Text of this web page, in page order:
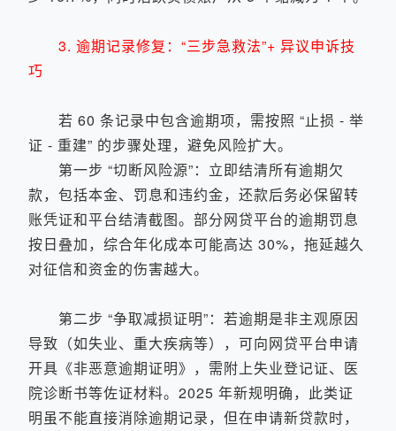
3. 逾期记录修复：“三步急救法”+ 异议申诉技
巧
若 60 条记录中包含逾期项，需按照 “止损 - 举
证 - 重建” 的步骤处理，避免风险扩大。
第一步 “切断风险源”：立即结清所有逾期欠
款，包括本金、罚息和违约金，还款后务必保留转
账凭证和平台结清截图。部分网贷平台的逾期罚息
按日叠加，综合年化成本可能高达 30%，拖延越久
对征信和资金的伤害越大。
第二步 “争取减损证明”：若逾期是非主观原因
导致（如失业、重大疾病等），可向网贷平台申请
开具《非恶意逾期证明》，需附上失业登记证、医
院诊断书等佐证材料。2025 年新规明确，此类证
明虽不能直接消除逾期记录，但在申请新贷款时，